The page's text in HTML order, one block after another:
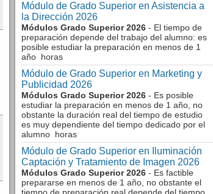
Módulo de Grado Superior en Asistencia a
la Dirección 2026
Módulos Grado Superior 2026 - El tiempo de
preparación depende del trabajo del alumno: es
posible estudiar la preparación en menos de 1
año horas
Módulo de Grado Superior en Marketing y
Publicidad 2026
Módulos Grado Superior 2026 - Es posible
estudiar la preparación en menos de 1 año, no
obstante la duración real del tiempo de estudio
es muy dependiente del tiempo dedicado por el
alumno horas
Módulo de Grado Superior en Iluminación
Captación y Tratamiento de Imagen 2026
Módulos Grado Superior 2026 - Es factible
prepararse en menos de 1 año, no obstante el